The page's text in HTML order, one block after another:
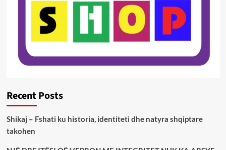
Recent Posts
Shikaj – Fshati ku historia, identiteti dhe natyra shqiptare
takohen